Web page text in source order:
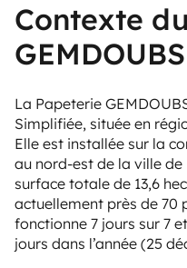
Contexte
GEMDOUBS
La Papeterie
Simplifiée, située en
Elle est installée sur la
au nord-est de la ville de
surface totale de 13,6
actuellement près de 70
fonctionne 7 jours sur 7
jours dans l’année (25